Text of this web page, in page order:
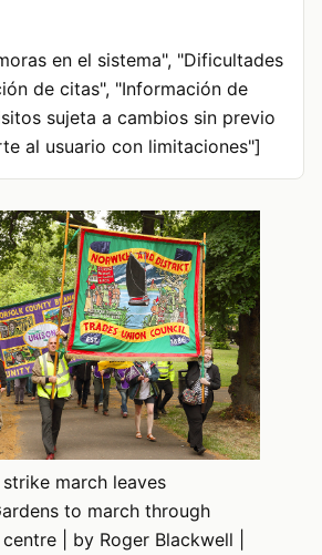
en el sistema", "Dificultades
de citas", "Información de
sujeta a cambios sin previo
al usuario con limitaciones"]
march leaves
to march through
| by Roger Blackwell |